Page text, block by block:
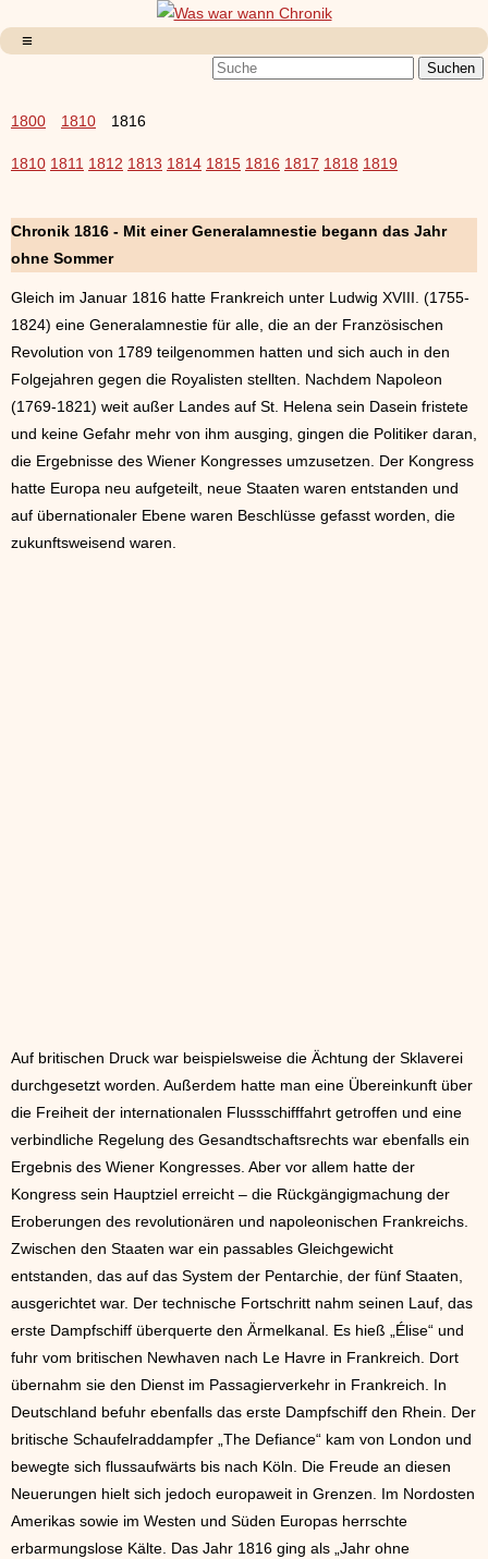
1800 1810 1816
1810 1811 1812 1813 1814 1815 1816 1817 1818 1819
Chronik 1816 - Mit einer Generalamnestie begann das Jahr
ohne Sommer
Gleich im Januar 1816 hatte Frankreich unter Ludwig XVIII. (1755-
1824) eine Generalamnestie für alle, die an der Französischen
Revolution von 1789 teilgenommen hatten und sich auch in den
Folgejahren gegen die Royalisten stellten. Nachdem Napoleon
(1769-1821) weit außer Landes auf St. Helena sein Dasein fristete
und keine Gefahr mehr von ihm ausging, gingen die Politiker daran,
die Ergebnisse des Wiener Kongresses umzusetzen. Der Kongress
hatte Europa neu aufgeteilt, neue Staaten waren entstanden und
auf übernationaler Ebene waren Beschlüsse gefasst worden, die
zukunftsweisend waren.
Auf britischen Druck war beispielsweise die Ächtung der Sklaverei
durchgesetzt worden. Außerdem hatte man eine Übereinkunft über
die Freiheit der internationalen Flussschifffahrt getroffen und eine
verbindliche Regelung des Gesandtschaftsrechts war ebenfalls ein
Ergebnis des Wiener Kongresses. Aber vor allem hatte der
Kongress sein Hauptziel erreicht – die Rückgängigmachung der
Eroberungen des revolutionären und napoleonischen Frankreichs.
Zwischen den Staaten war ein passables Gleichgewicht
entstanden, das auf das System der Pentarchie, der fünf Staaten,
ausgerichtet war. Der technische Fortschritt nahm seinen Lauf, das
erste Dampfschiff überquerte den Ärmelkanal. Es hieß „Élise“ und
fuhr vom britischen Newhaven nach Le Havre in Frankreich. Dort
übernahm sie den Dienst im Passagierverkehr in Frankreich. In
Deutschland befuhr ebenfalls das erste Dampfschiff den Rhein. Der
britische Schaufelraddampfer „The Defiance“ kam von London und
bewegte sich flussaufwärts bis nach Köln. Die Freude an diesen
Neuerungen hielt sich jedoch europaweit in Grenzen. Im Nordosten
Amerikas sowie im Westen und Süden Europas herrschte
erbarmungslose Kälte. Das Jahr 1816 ging als „Jahr ohne